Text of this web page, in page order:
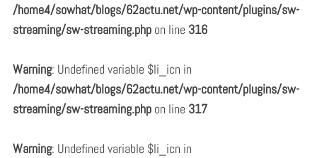
/home4/sowhat/blogs/62actu.net/wp-content/plugins/sw-
streaming/sw-streaming.phpon line 316
Warning: Undefined variable $li_icn in
/home4/sowhat/blogs/62actu.net/wp-content/plugins/sw-
streaming/sw-streaming.phpon line 317
Warning: Undefined variable $li_icn in